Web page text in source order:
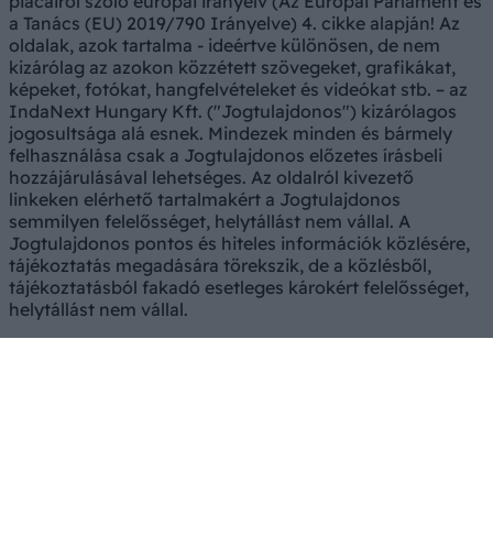
a Tanács (EU) 2019/790 Irányelve) 4. cikke alapján! Az
oldalak, azok tartalma - ideértve különösen, de nem
kizárólag az azokon közzétett szövegeket, grafikákat,
képeket, fotókat, hangfelvételeket és videókat stb. – az
IndaNext Hungary Kft. ("Jogtulajdonos") kizárólagos
jogosultsága alá esnek. Mindezek minden és bármely
felhasználása csak a Jogtulajdonos előzetes írásbeli
hozzájárulásával lehetséges. Az oldalról kivezető
linkeken elérhető tartalmakért a Jogtulajdonos
semmilyen felelősséget, helytállást nem vállal. A
Jogtulajdonos pontos és hiteles információk közlésére,
tájékoztatás megadására törekszik, de a közlésből,
tájékoztatásból fakadó esetleges károkért felelősséget,
helytállást nem vállal.